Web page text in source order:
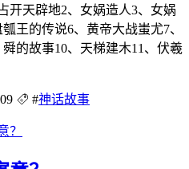
开天辟地2、女娲造人3、女娲
王的传说6、黄帝大战蚩尤7、
的故事10、天梯建木11、伏羲
#神话故事